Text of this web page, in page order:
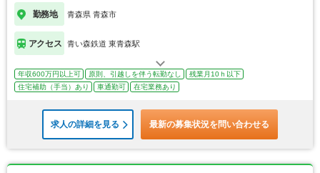
勤務地 青森県 青森市
アクセス 青い森鉄道 東青森駅
年収600万円以上可 原則、引越しを伴う転勤なし
残業月10ｈ以下
住宅補助（手当）あり
車通勤可 在宅業務あり
求人の詳細を見る 最新の募集状況を問い合わせる